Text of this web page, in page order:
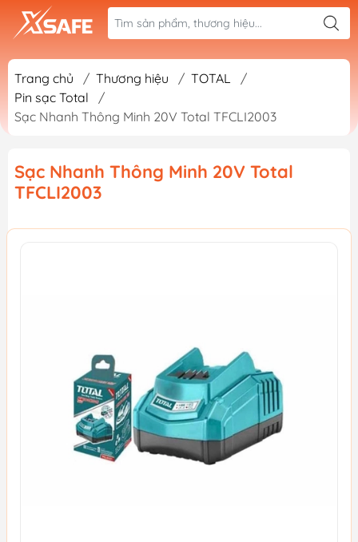
Trang chủ / Thương hiệu / TOTAL
/
Pin sạc Total
/
Sạc Nhanh Thông Minh 20V Total TFCLI2003
Sạc Nhanh Thông Minh 20V Total
TFCLI2003